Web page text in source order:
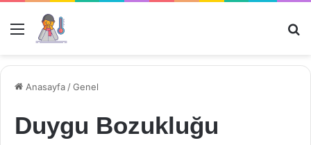
Menü
Anasayfa /Genel
Duygu Bozukluğu